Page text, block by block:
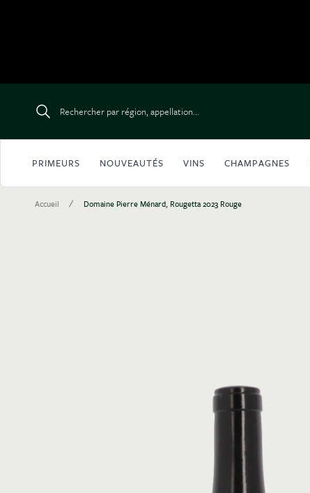
Rechercher par région, appellation...
PRIMEURS NOUVEAUTÉS VINS CHAMPAGNES
Accueil / Domaine Pierre Ménard, Rougetta 2023 Rouge